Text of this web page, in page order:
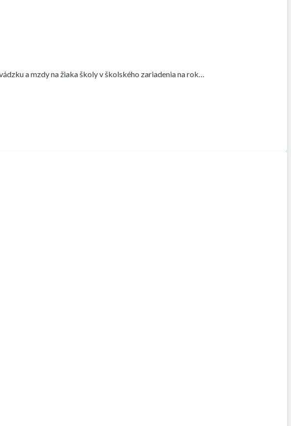
a mzdy na žiaka školy v školského zariadenia na rok…